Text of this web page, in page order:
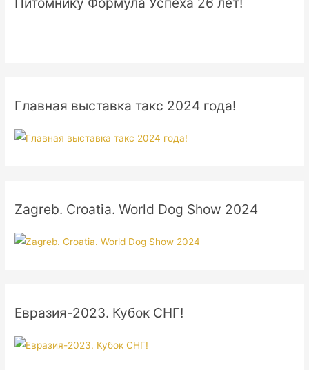
Главная выставка такс 2024 года!
Zagreb. Croatia. World Dog Show 2024
Евразия-2023. Кубок СНГ!